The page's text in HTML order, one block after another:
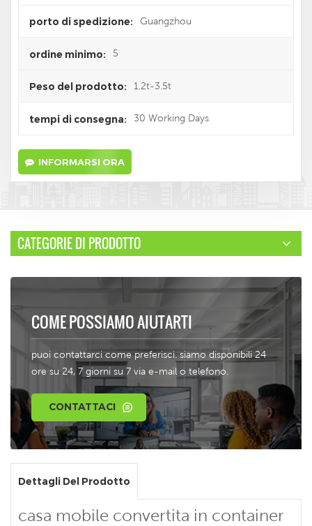
porto di spedizione: Guangzhou
ordine minimo: 5
Peso del prodotto: 1.2t-3.5t
tempi di consegna: 30 Working Days
INFORMARSI ORA
CATEGORIE DI PRODOTTO
COME POSSIAMO AIUTARTI
puoi contattarci come preferisci. siamo disponibili 24
ore su 24, 7 giorni su 7 via e-mail o telefono.
CONTATTACI
Dettagli Del Prodotto
casa mobile convertita in container